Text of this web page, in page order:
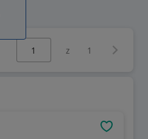
Wybierz stronę:
z 1